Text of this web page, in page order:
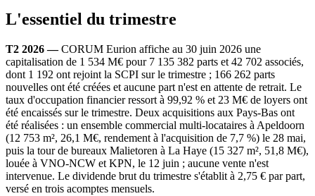
L'essentiel du trimestre
T2 2026 —CORUM Eurion affiche au 30 juin 2026 une
capitalisation de 1 534 M€ pour 7 135 382 parts et 42 702 associés,
dont 1 192 ont rejoint la SCPI sur le trimestre ; 166 262 parts
nouvelles ont été créées et aucune part n'est en attente de retrait. Le
taux d'occupation financier ressort à 99,92 % et 23 M€ de loyers ont
été encaissés sur le trimestre. Deux acquisitions aux Pays-Bas ont
été réalisées : un ensemble commercial multi-locataires à Apeldoorn
(12 753 m², 26,1 M€, rendement à l'acquisition de 7,7 %) le 28 mai,
puis la tour de bureaux Malietoren à La Haye (15 327 m², 51,8 M€),
louée à VNO-NCW et KPN, le 12 juin ; aucune vente n'est
intervenue. Le dividende brut du trimestre s'établit à 2,75 € par part,
versé en trois acomptes mensuels.